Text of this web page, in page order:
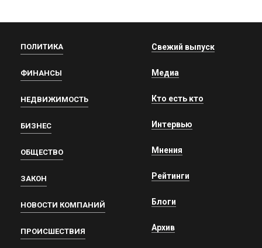
ПОЛИТИКА
ФИНАНСЫ
НЕДВИЖИМОСТЬ
БИЗНЕС
ОБЩЕСТВО
ЗАКОН
НОВОСТИ КОМПАНИЙ
ПРОИСШЕСТВИЯ
Свежий выпуск
Медиа
Кто есть кто
Интервью
Мнения
Рейтинги
Блоги
Архив